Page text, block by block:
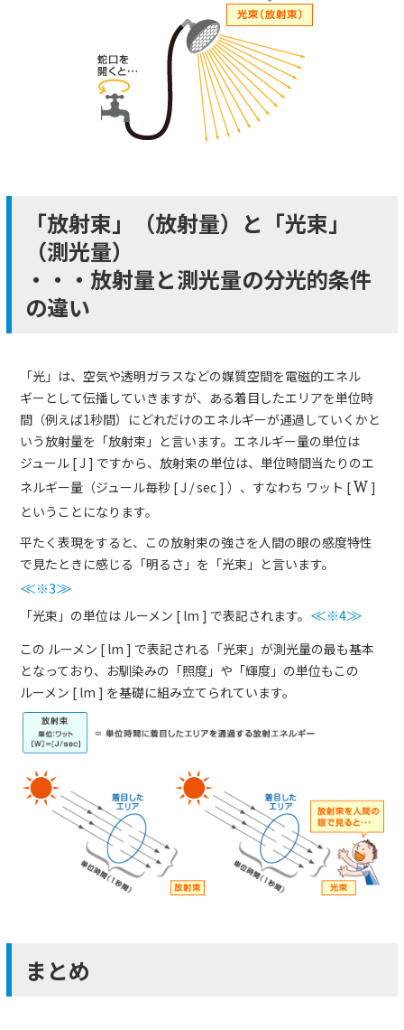
「放射束」（放射量）と「光束」
（測光量）
・・・放射量と測光量の分光的条件
の違い
「光」は、空気や透明ガラスなどの媒質空間を電磁的エネル
ギーとして伝播していきますが、ある着目したエリアを単位時
間（例えば1秒間）にどれだけのエネルギーが通過していくかと
いう放射量を「放射束」と言います。エネルギー量の単位は
ジュール [ J ] ですから、放射束の単位は、単位時間当たりのエ
ネルギー量（ジュール毎秒 [ J / sec ] ）、すなわち ワット [W ]
ということになります。
平たく表現をすると、この放射束の強さを人間の眼の感度特性
で見たときに感じる「明るさ」を「光束」と言います。
≪※3≫
「光束」の単位は ルーメン [ lm ] で表記されます。 ≪※4≫
この ルーメン [ lm ] で表記される「光束」が測光量の最も基本
となっており、お馴染みの「照度」や「輝度」の単位もこの
ルーメン [ lm ] を基礎に組み立てられています。
まとめ